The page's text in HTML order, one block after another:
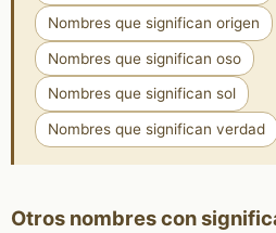
Nombres que significan origen
Nombres que significan oso
Nombres que significan sol
Nombres que significan verdad
Otros nombres con